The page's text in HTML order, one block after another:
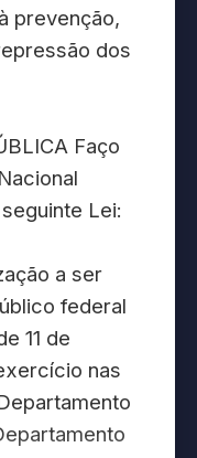
prevenção,
dos
Faço
Lei:
a ser
federal
11 de
nas